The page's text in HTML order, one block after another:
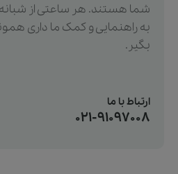
شما هستند. هر ساعتی از شبانه
به راهنمایی و کمک ما داری
بگیر.
ارتباط با ما
021-91097008